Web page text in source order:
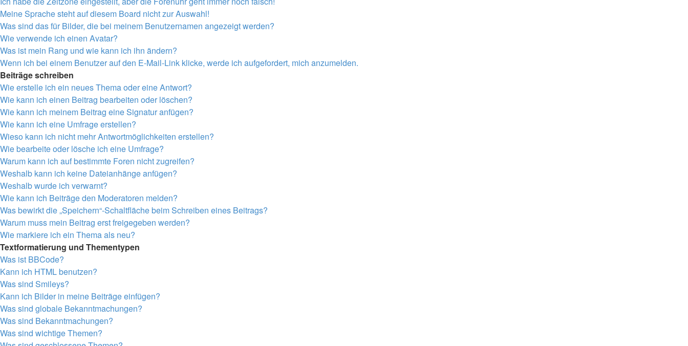
Meine Sprache steht auf diesem Board nicht zur Auswahl!
Was sind das für Bilder, die bei meinem Benutzernamen angezeigt werden?
Wie verwende ich einen Avatar?
Was ist mein Rang und wie kann ich ihn ändern?
Wenn ich bei einem Benutzer auf den E-Mail-Link klicke, werde ich aufgefordert, mich anzumelden.
Beiträge schreiben
Wie erstelle ich ein neues Thema oder eine Antwort?
Wie kann ich einen Beitrag bearbeiten oder löschen?
Wie kann ich meinem Beitrag eine Signatur anfügen?
Wie kann ich eine Umfrage erstellen?
Wieso kann ich nicht mehr Antwortmöglichkeiten erstellen?
Wie bearbeite oder lösche ich eine Umfrage?
Warum kann ich auf bestimmte Foren nicht zugreifen?
Weshalb kann ich keine Dateianhänge anfügen?
Weshalb wurde ich verwarnt?
Wie kann ich Beiträge den Moderatoren melden?
Was bewirkt die „Speichern“-Schaltfläche beim Schreiben eines Beitrags?
Warum muss mein Beitrag erst freigegeben werden?
Wie markiere ich ein Thema als neu?
Textformatierung und Thementypen
Was ist BBCode?
Kann ich HTML benutzen?
Was sind Smileys?
Kann ich Bilder in meine Beiträge einfügen?
Was sind globale Bekanntmachungen?
Was sind Bekanntmachungen?
Was sind wichtige Themen?